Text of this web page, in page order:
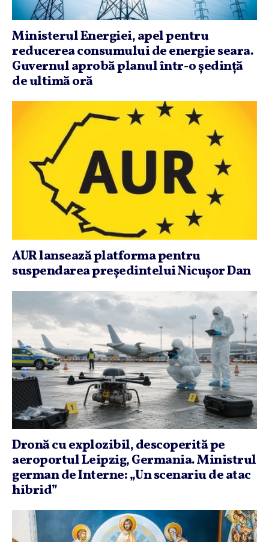
Ministerul Energiei, apel pentru
reducerea consumului de energie seara.
Guvernul aprobă planul într-o şedinţă
de ultimă oră
AUR lansează platforma pentru
suspendarea preşedintelui Nicuşor Dan
Dronă cu explozibil, descoperită pe
aeroportul Leipzig, Germania. Ministrul
german de Interne: „Un scenariu de atac
hibrid”